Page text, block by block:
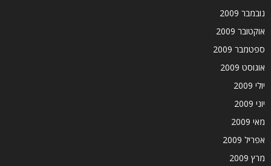
נובמבר 2009
אוקטובר 2009
ספטמבר 2009
אוגוסט 2009
יולי 2009
יוני 2009
מאי 2009
אפריל 2009
מרץ 2009